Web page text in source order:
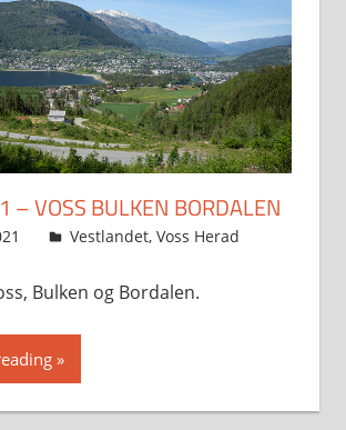
– VOSS BULKEN BORDALEN
Svein
Vestlandet, Voss Herad
Bulken og Bordalen.